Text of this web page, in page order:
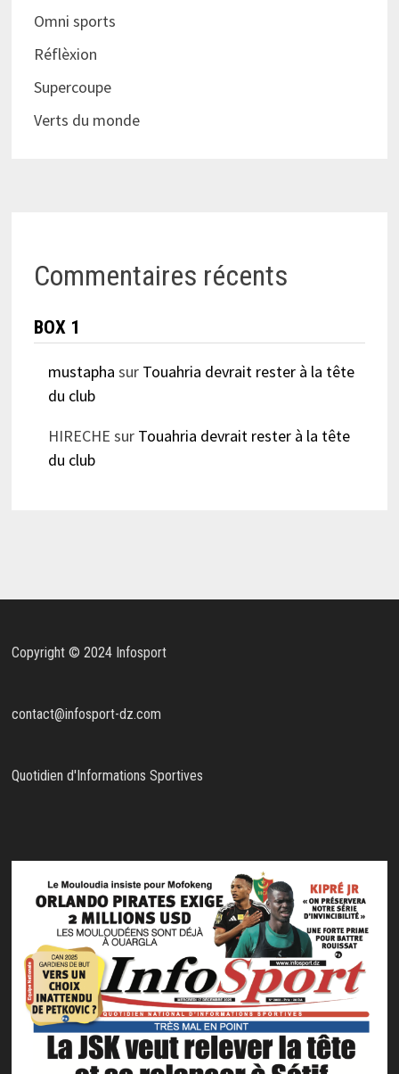
Omni sports
Réflèxion
Supercoupe
Verts du monde
Commentaires récents
BOX 1
mustapha sur Touahria devrait rester à la tête
du club
HIRECHE sur Touahria devrait rester à la tête
du club
Copyright © 2024 Infosport
contact@infosport-dz.com
Quotidien d'Informations Sportives